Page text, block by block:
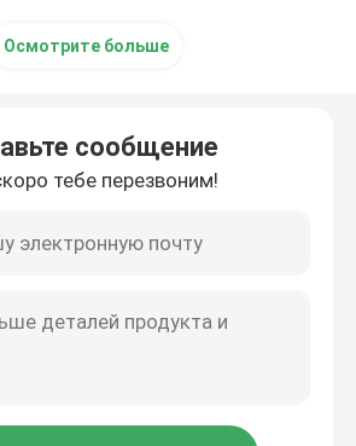
Осмотрите больше
сообщение
тебе перезвоним!